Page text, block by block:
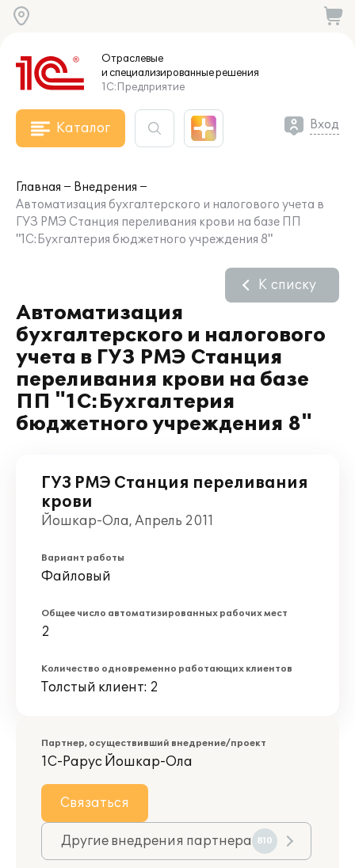
Отраслевые
и специализированныерешения
1С:Предприятие
Каталог Вход
Главная
Внедрения
Автоматизация бухгалтерского и налогового учета в
ГУЗ РМЭ Станция переливания крови на базе ПП
"1С:Бухгалтерия бюджетного учреждения 8"
Автоматизация
бухгалтерского и налогового
учета в ГУЗ РМЭ Станция
переливания крови на базе
ПП "1С:Бухгалтерия
бюджетного учреждения 8"
К списку
ГУЗ РМЭ Станция переливания
крови
Йошкар-Ола, Апрель 2011
Вариант работы
Файловый
Общее число автоматизированных рабочих мест
2
Количество одновременно работающих клиентов
Толстый клиент: 2
Партнер, осуществивший внедрение/проект
1С-Рарус Йошкар-Ола
Связаться
Другие внедрения партнера 810